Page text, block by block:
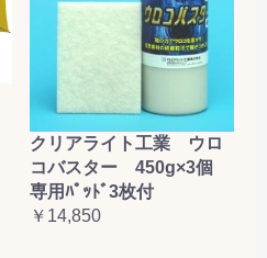
クリアライト工業 ウロ
コバスター 450g×3個
専用ﾊﾟｯﾄﾞ3枚付
￥14,850